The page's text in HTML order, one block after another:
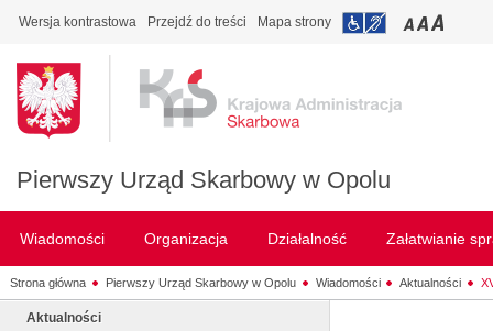
Wersja kontrastowa Przejdź do treści Mapa strony
Pierwszy Urząd Skarbowy w Opolu
Wiadomości Organizacja Działalność Załatwianie
Strona główna Pierwszy Urząd Skarbowy w Opolu Wiadomości Aktualności
Aktualności